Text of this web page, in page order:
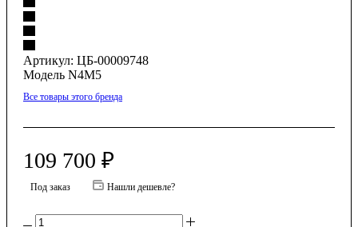
Артикул: ЦБ-00009748
Модель N4M5
Все товары этого бренда
109 700 ₽
Под заказ Нашли дешевле?